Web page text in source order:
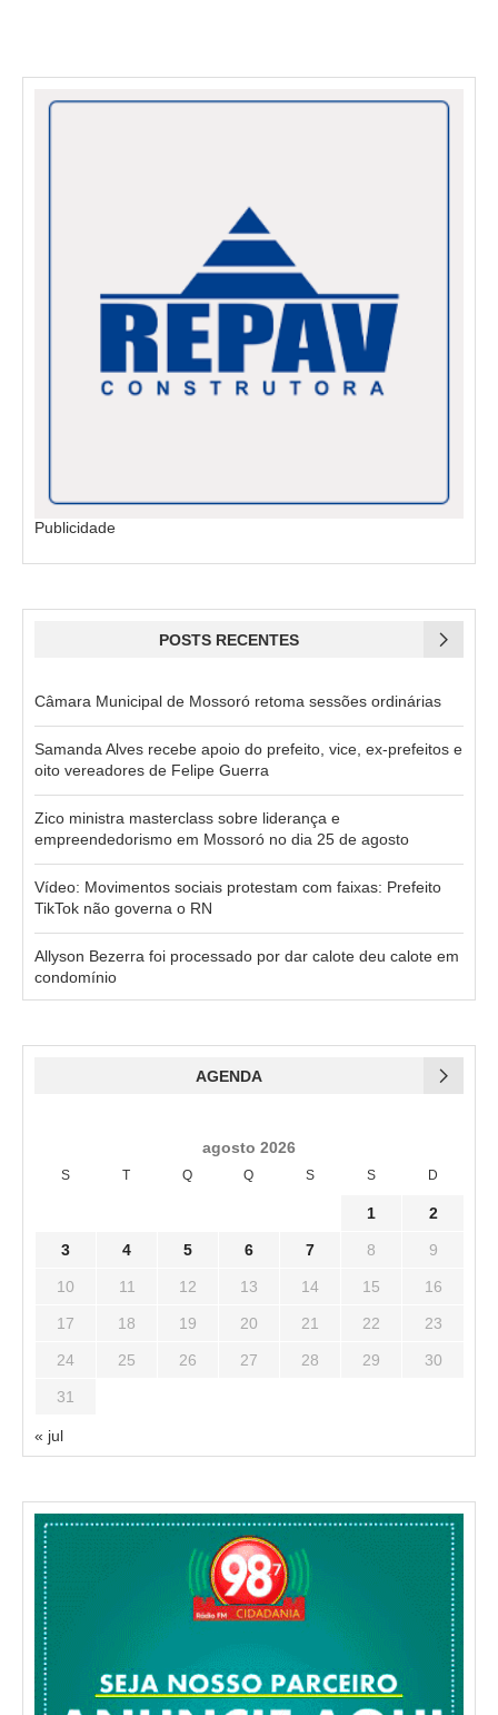
Publicidade
POSTS RECENTES
Câmara Municipal de Mossoró retoma sessões ordinárias
Samanda Alves recebe apoio do prefeito, vice, ex-prefeitos e
oito vereadores de Felipe Guerra
Zico ministra masterclass sobre liderança e
empreendedorismo em Mossoró no dia 25 de agosto
Vídeo: Movimentos sociais protestam com faixas: Prefeito
TikTok não governa o RN
Allyson Bezerra foi processado por dar calote deu calote em
condomínio
AGENDA
agosto 2026
S T Q Q S S D
1 2
3 4 5 6 7 8 9
10 11 12 13 14 15 16
17 18 19 20 21 22 23
24 25 26 27 28 29 30
31
« jul